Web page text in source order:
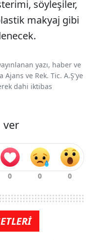
söyleşiler,
makyaj gibi
yazı, haber ve
ve Rek. Tic. A.Ş'ye
dahi iktibas
ver